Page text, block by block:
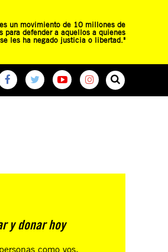
un movimiento de 10 millones de
para defender a aquellos a quienes
se les ha negado justicia o libertad."
y donar hoy
como vos,